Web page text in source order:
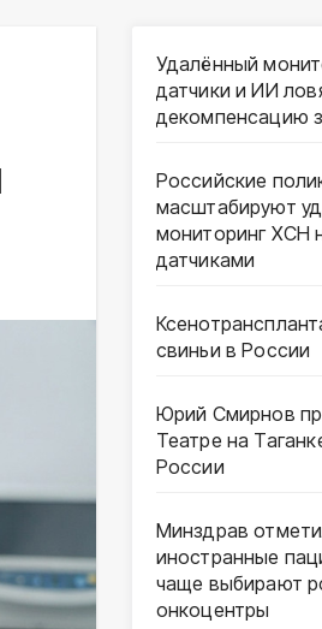
Удалённый
датчики и ИИ
декомпенсацию
Российские
масштабируют
мониторинг ХСН
датчиками
свиньи в России
Юрий Смирнов
Театре на
России
Минздрав
иностранные
чаще выбирают
онкоцентры